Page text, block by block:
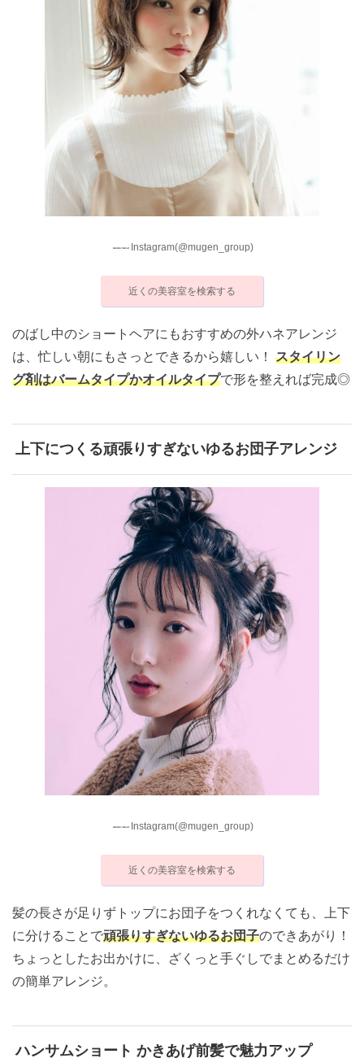
Instagram(@mugen_group)
近くの美容室を検索する
のばし中のショートヘアにもおすすめの外ハネアレンジ
は、忙しい朝にもさっとできるから嬉しい！ スタイリン
グ剤はバームタイプかオイルタイプで形を整えれば完成◎
上下につくる頑張りすぎないゆるお団子アレンジ
Instagram(@mugen_group)
近くの美容室を検索する
髪の長さが足りずトップにお団子をつくれなくても、上下
に分けることで頑張りすぎないゆるお団子のできあがり！
ちょっとしたお出かけに、ざくっと手ぐしでまとめるだけ
の簡単アレンジ。
ハンサムショート かきあげ前髪で魅力アップ